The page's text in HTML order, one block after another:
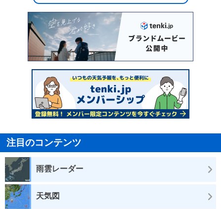
注目のコンテンツ
雨雲レーダー
天気図